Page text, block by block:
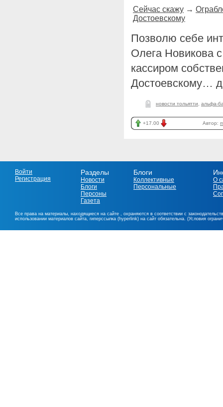
Сейчас скажу →
Достоевскому
Позволю себе
Олега Новикова
кассиром
Достоевскому…
новости тольятти альфа-
+17.00 Автор:
Войти
Регистрация
Разделы
Новости
Блоги
Персоны
Газета
Блоги
Коллективные
Персональные
О
Все права на материалы, находящиеся на сайте , охраняются в соответствии с
использовании материалов сайта, гиперссылка (hyperlink) на сайт обязательна. (Условия